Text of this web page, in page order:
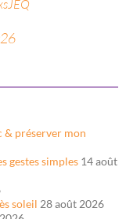
& préserver mon
gestes simples 14 août
soleil 28 août 2026